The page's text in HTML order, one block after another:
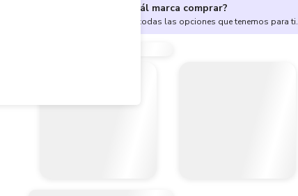
¿No sabes cuál marca comprar?
Encuentra aquí todas las opciones que tenemos para ti.